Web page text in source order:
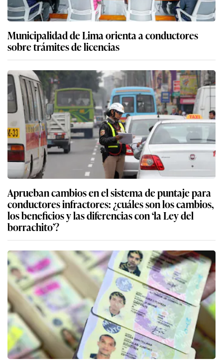
Municipalidad de Lima orienta a conductores
sobre trámites de licencias
Aprueban cambios en el sistema de puntaje para
conductores infractores: ¿cuáles son los cambios,
los beneficios y las diferencias con ‘la Ley del
borrachito’?